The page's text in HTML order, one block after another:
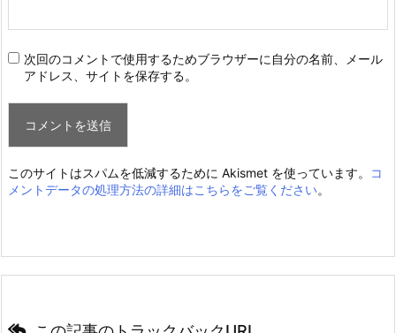
次回のコメントで使用するためブラウザーに自分の名前、メール
アドレス、サイトを保存する。
このサイトはスパムを低減するために Akismet を使っています。
コ
メントデータの処理方法の詳細はこちらをご覧ください。